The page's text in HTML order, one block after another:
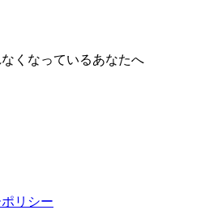
くなっているあなたへ
リシー